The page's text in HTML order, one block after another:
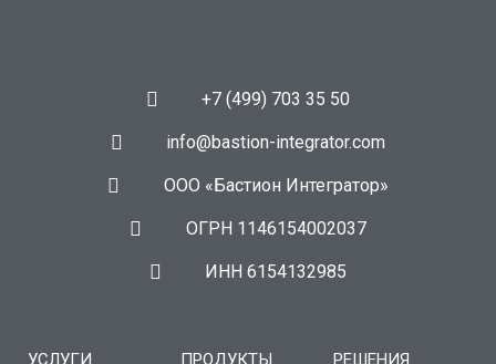
+7 (499) 703 35 50
info@bastion-integrator.com
ООО «Бастион Интегратор»
ОГРН 1146154002037
ИНН 6154132985
УСЛУГИ ПРОДУКТЫ РЕШЕНИЯ